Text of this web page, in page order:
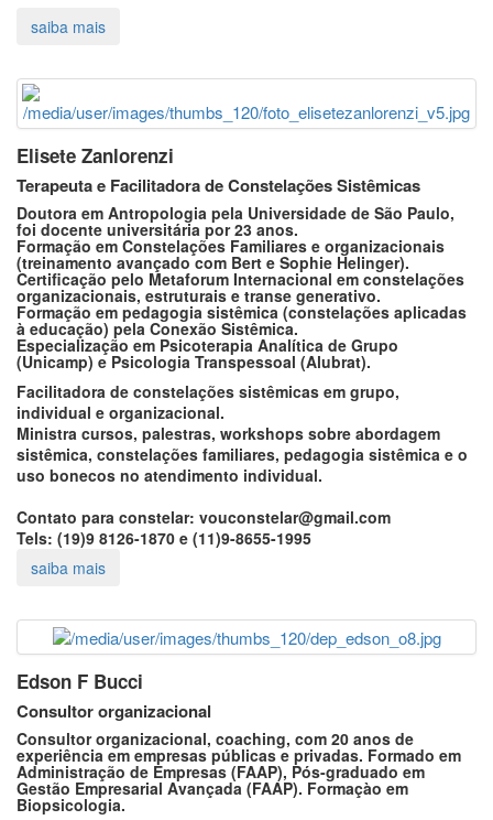
Elisete Zanlorenzi
Terapeuta e Facilitadora de Constelações Sistêmicas
Doutora em Antropologia pela Universidade de São Paulo,
foi docente universitária por 23 anos.
Formação em Constelações Familiares e organizacionais
(treinamento avançado com Bert e Sophie Helinger).
Certificação pelo Metaforum Internacional em constelações
organizacionais, estruturais e transe generativo.
Formação em pedagogia sistêmica (constelações aplicadas
à educação) pela Conexão Sistêmica.
Especialização em Psicoterapia Analítica de Grupo
(Unicamp) e Psicologia Transpessoal (Alubrat).
Facilitadora de constelações sistêmicas em grupo,
individual e organizacional.
Ministra cursos, palestras, workshops sobre abordagem
sistêmica, constelações familiares, pedagogia sistêmica e o
uso bonecos no atendimento individual.
Contato para constelar: vouconstelar@gmail.com
Tels: (19)9 8126-1870 e (11)9-8655-1995
Edson F Bucci
Consultor organizacional
Consultor organizacional, coaching, com 20 anos de
experiência em empresas públicas e privadas. Formado em
Administração de Empresas (FAAP), Pós-graduado em
Gestão Empresarial Avançada (FAAP). Formaçào em
Biopsicologia.